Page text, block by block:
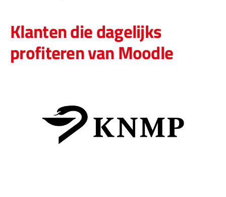
Klanten die dagelijks
profiteren van Moodle